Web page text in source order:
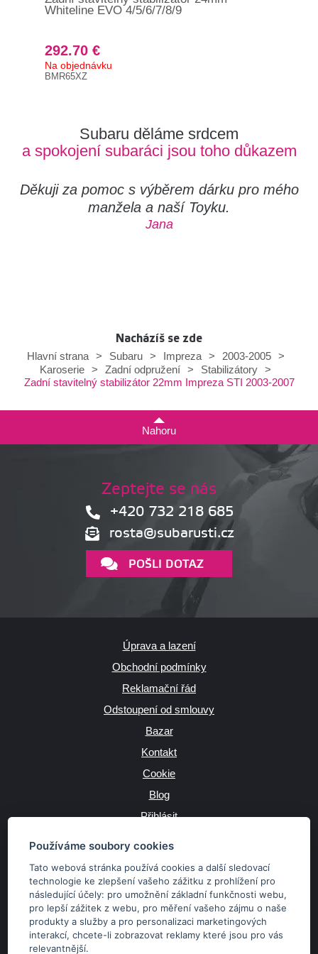
Používáme soubory cookies
Tato webová stránka používá cookies a další sledovací
technologie ke zlepšení vašeho zážitku z prohlížení pro
následující účely: pro umožnění základní funkčnosti webu,
pro lepší zážitek z webu, pro měření vašeho zájmu o naše
produkty a služby a pro personalizaci marketingových
interakcí,chcete-li zobrazovat reklamy které jsou pro vás
relevantnější.
Whiteline EVO 4/5/6/7/8/9
292.70 €
Na objednávku
BMR65XZ
Subaru děláme srdcem
a spokojení subaráci jsou toho důkazem
Děkuji za pomoc s výběrem dárku pro mého
manžela a naší Toyku.
Jana
Nacházíš se zde
Hlavní strana
> Subaru > Impreza > 2003-2005
>
Karoserie > Zadní odpružení > Stabilizátory >
Zadní stavitelný stabilizátor 22mm Impreza STI 2003-2007
Nahoru
Zeptejte se nás
+420 732 218 685
rosta@subarusti.cz
POŠLI DOTAZ
Úprava a lazení
Obchodní podmínky
Reklamační řád
Odstoupení od smlouvy
Bazar
Kontakt
Cookie
Blog
Přihlásit
JAZYK